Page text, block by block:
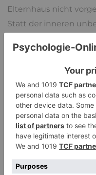
Elternhaus nicht
Statt der inneren
können, wie andere
folgende Sätze
»Ich achte auf
»Ich kann
übernehmen.«
»Ich habe schon
kann auch das